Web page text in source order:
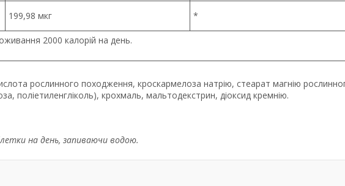
199,98 мкг *
2000 калорій на день.
рослинного походження, кроскармелоза натрію, стеарат магнію
поліетиленгліколь), крохмаль, мальтодекстрин, діоксид кремнію.
на день, запиваючи водою.